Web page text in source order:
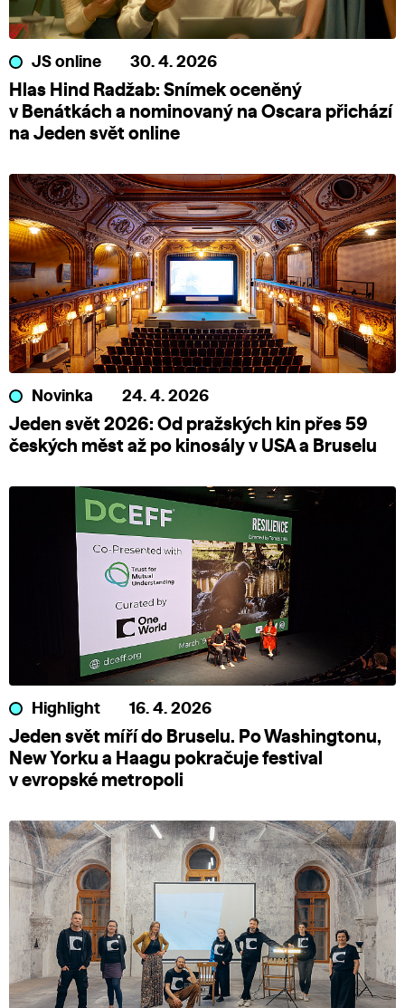
JS online 30. 4. 2026
Hlas Hind Radžab: Snímek oceněný
v Benátkách a nominovaný na Oscara přichází
na Jeden svět online
Novinka 24. 4. 2026
Jeden svět 2026: Od pražských kin přes 59
českých měst až po kinosály v USA a Bruselu
Highlight 16. 4. 2026
Jeden svět míří do Bruselu. Po Washingtonu,
New Yorku a Haagu pokračuje festival
v evropské metropoli